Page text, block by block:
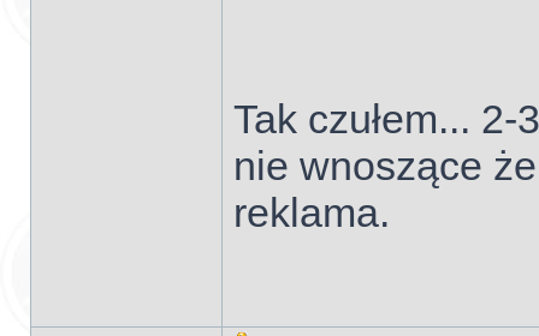
Tak czułem...
nie wnoszące
reklama.